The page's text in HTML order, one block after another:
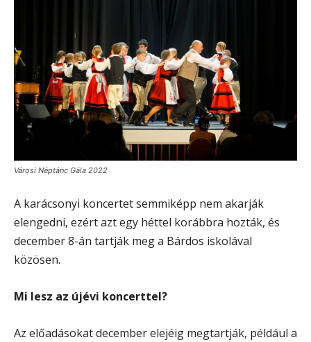
Városi Néptánc Gála 2022
A karácsonyi koncertet semmiképp nem akarják
elengedni, ezért azt egy héttel korábbra hozták, és
december 8-án tartják meg a Bárdos iskolával
közösen.
Mi lesz az újévi koncerttel?
Az előadásokat december elejéig megtartják, például a